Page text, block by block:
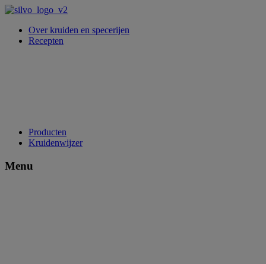
Over kruiden en specerijen
Recepten
Producten
Kruidenwijzer
Menu